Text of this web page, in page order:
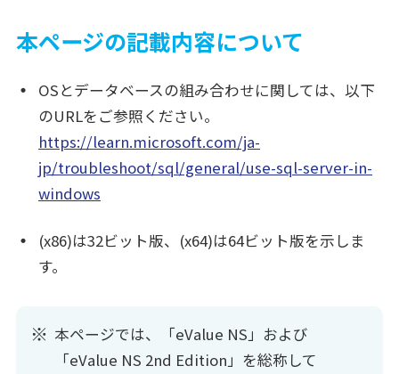
本ページの記載内容について
OSとデータベースの組み合わせに関しては、以下
のURLをご参照ください。
https://learn.microsoft.com/ja-
jp/troubleshoot/sql/general/use-sql-server-in-
windows
(x86)は32ビット版、(x64)は64ビット版を示しま
す。
本ページでは、「eValue NS」および
「eValue NS 2nd Edition」を総称して